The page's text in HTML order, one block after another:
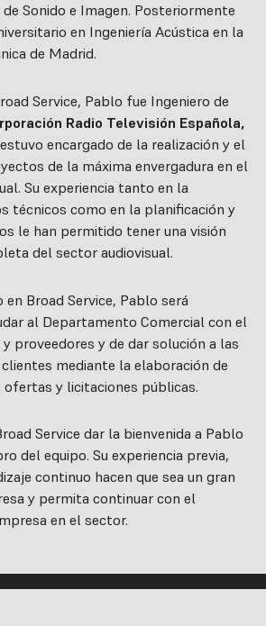
Sonido e Imagen. Posteriormente
en Ingeniería Acústica en la
de Madrid.
Service, Pablo fue Ingeniero de
Radio Televisión Española,
encargado de la realización y el
de la máxima envergadura en el
Su experiencia tanto en la
técnicos como en la planificación y
le han permitido tener una visión
del sector audiovisual.
en Broad Service, Pablo será
al Departamento Comercial con el
proveedores y de dar solución a las
mediante la elaboración de
ofertas y licitaciones públicas.
Service dar la bienvenida a Pablo
del equipo. Su experiencia previa,
continuo hacen que sea un gran
y permita continuar con el
en el sector.